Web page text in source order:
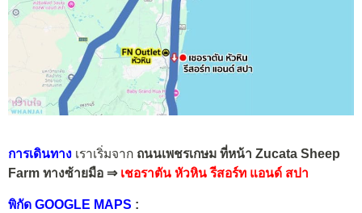
การเดินทาง เราเริ่มจาก ถนนเพชรเกษม ที่หน้า Zucata Sheep
Farm ทางซ้ายมือ ⇒ เชอราตัน หัวหิน รีสอร์ท แอนด์ สปา
พิกัด GOOGLE MAPS :